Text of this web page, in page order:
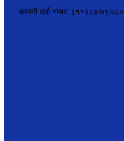
कम्पनी दर्ता नम्बर: ३११२८७/७९/०८०